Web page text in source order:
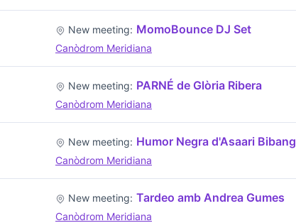
New meeting: MomoBounce DJ Set
Canòdrom Meridiana
New meeting: PARNÉ de Glòria Ribera
Canòdrom Meridiana
New meeting: Humor Negra d'Asaari Bibang
Canòdrom Meridiana
New meeting: Tardeo amb Andrea Gumes
Canòdrom Meridiana